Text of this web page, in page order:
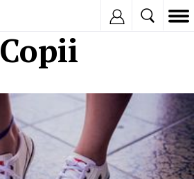
Copii